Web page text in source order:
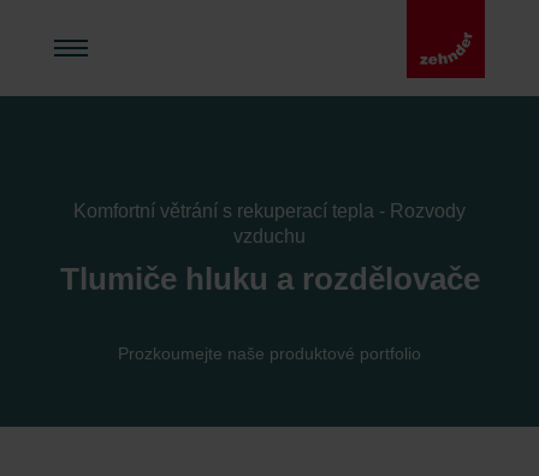
Komfortní větrání s rekuperací tepla - Rozvody
vzduchu
Tlumiče hluku a rozdělovače
Prozkoumejte naše produktové portfolio